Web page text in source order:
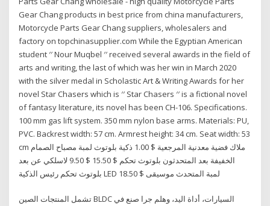
Gear Chang products in best price from china manufacturers,
Motorcycle Parts Gear Chang suppliers, wholesalers and
factory on topchinasupplier.com While the Egyptian American
student ′′ Nour Muqbel ′′ received several awards in the field of
arts and writing, the last of which was her win in March 2020
with the silver medal in Scholastic Art & Writing Awards for her
novel Star Chasers which is ′′ Star Chasers ′′ is a fictional novel
of fantasy literature, its novel has been CH-106. Specifications.
100 mm gas lift system. 350 mm nylon base arms. Materials: PU,
PVC. Backrest width: 57 cm. Armrest height: 34 cm. Seat width: 53
cm ملاك فضية معدنية المرجعية $ 1.00 ذكية بلوتوث لمبة مصباح الصمام
الخفيفة بعد المتحدثون بلوتوث تحكم $ 15.50 $ 9.50 لاسلكي عن بعد
بلوتوث تحكم رئيس الذكية LED لمبة المتحدث موسيقى $ 18.50
تشمل المنتجات الصين BLDC السيارات، أداة اليد، وهلم جرا صنع في